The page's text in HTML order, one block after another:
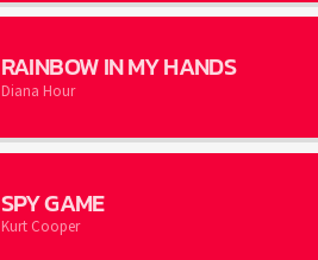
RAINBOW IN MY HANDS
Diana Hour
SPY GAME
Kurt Cooper